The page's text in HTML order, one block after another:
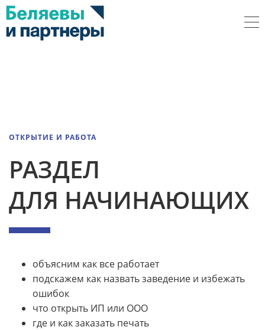
ОТКРЫТИЕ И РАБОТА
РАЗДЕЛ
ДЛЯ НАЧИНАЮЩИХ
объясним как все работает
подскажем как назвать заведение и избежать
ошибок
что открыть ИП или ООО
где и как заказать печать